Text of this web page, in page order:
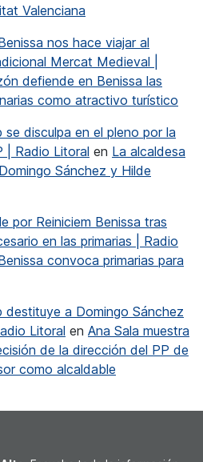
Valenciana
nos hace viajar al
Mercat Medieval |
defiende en Benissa las
como atractivo turístico
se disculpa en el pleno por la
| Radio Litoral en La alcaldesa
Sánchez y Hilde
por Reiniciem Benissa tras
en las primarias | Radio
convoca primarias para
destituye a Domingo Sánchez
Litoral en Ana Sala muestra
de la dirección del PP de
como alcaldable